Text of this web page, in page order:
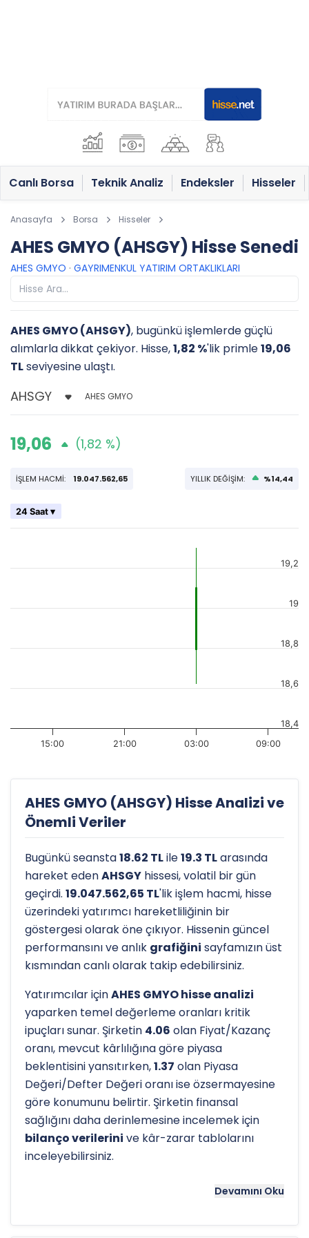
Canlı Borsa Teknik Analiz Endeksler Hisseler
Anasayfa Borsa Hisseler
AHES GMYO (AHSGY) Hisse Senedi
AHES GMYO · GAYRIMENKUL YATIRIM ORTAKLIKLARI
AHES GMYO (AHSGY), bugünkü işlemlerde güçlü
alımlarla dikkat çekiyor. Hisse,1,82 %'lik primle19,06
TLseviyesine ulaştı.
AHES GMYO
19,06 (1,82 %)
İŞLEM HACMİ: 19.047.562,65 YILLIK DEĞİŞİM: %14,44
24 Saat ▾
15:00 21:00 03:00 09:00
18,4
18,6
18,8
19
19,2
AHES GMYO (AHSGY) Hisse Analizi ve
Önemli Veriler
Bugünkü seansta18.62 TLile19.3 TLarasında
hareket edenAHSGY hissesi, volatil bir gün
geçirdi. 19.047.562,65 TL'lik işlem hacmi, hisse
üzerindeki yatırımcı hareketliliğinin bir
göstergesi olarak öne çıkıyor. Hissenin güncel
performansını ve anlık grafiğini sayfamızın üst
kısmından canlı olarak takip edebilirsiniz.
Yatırımcılar içinAHES GMYO hisse analizi
yaparken temel değerleme oranları kritik
ipuçları sunar. Şirketin 4.06 olan Fiyat/Kazanç
oranı, mevcut kârlılığına göre piyasa
beklentisini yansıtırken,1.37 olan Piyasa
Değeri/Defter Değeri oranı ise özsermayesine
göre konumunu belirtir. Şirketin finansal
sağlığını daha derinlemesine incelemek için
bilanço verilerini ve kâr-zarar tablolarını
inceleyebilirsiniz.
Hissenin uzun vadeli trendini ve potansiyel
analizgöstergeleri önemli bir araçtır. Hissenin
Devamını Oku